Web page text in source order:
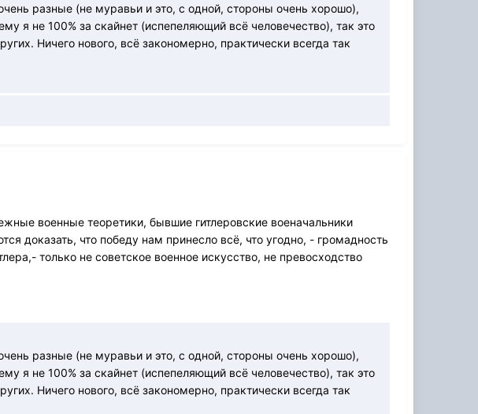
разные (не муравьи и это, с одной, стороны очень хорошо),
я не 100% за скайнет (испепеляющий всё человечество), так это
Ничего нового, всё закономерно, практически всегда так
военные теоретики, бывшие гитлеровские военачальники
доказать, что победу нам принесло всё, что угодно, - громадность
только не советское военное искусство, не превосходство
разные (не муравьи и это, с одной, стороны очень хорошо),
я не 100% за скайнет (испепеляющий всё человечество), так это
Ничего нового, всё закономерно, практически всегда так